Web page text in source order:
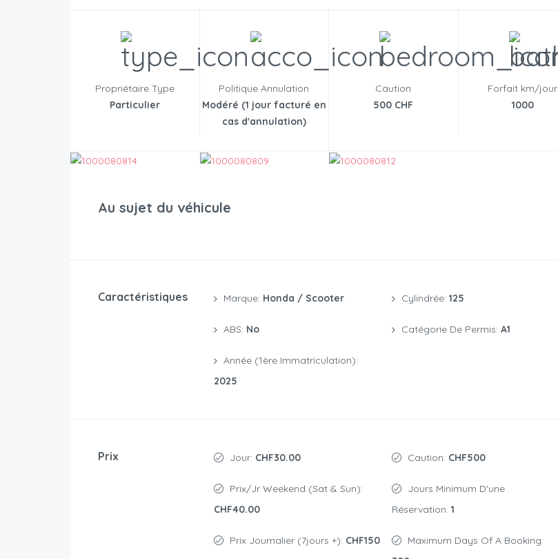
Propriétaire Type
Particulier
Politique Annulation
Modéré (1 jour facturé en
cas d'annulation)
Caution
500 CHF
Forfait km/jour
1000
Au sujet du véhicule
Caractéristiques Marque: Honda / Scooter
ABS: No
Année (1ère Immatriculation):
2025
Cylindrée: 125
Catégorie De Permis: A1
Prix Jour: CHF30.00
Prix/jr Weekend (Sat & Sun):
CHF40.00
Prix Journalier (7jours +): CHF150
Caution: CHF500
Réservation: 1
Maximum Days Of A Booking: